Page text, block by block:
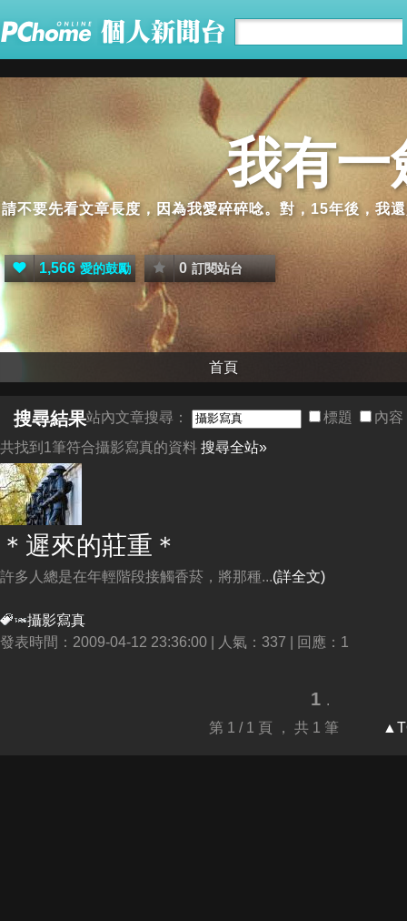
我有一
請不要先看文章長度，因為我愛碎碎唸。對，15年後，我
1,566 愛的鼓勵 0 訂閱站台
首頁
搜尋結果站內文章搜尋： 標題
內容
共找到1筆符合攝影寫真的資料 搜尋全站»
＊遲來的莊重＊
許多人總是在年輕階段接觸香菸，將那種...(詳全文)
攝影寫真
發表時間：2009-04-12 23:36:00 | 人氣：337 | 回應：1
1 .
第 1 / 1 頁 ， 共 1 筆